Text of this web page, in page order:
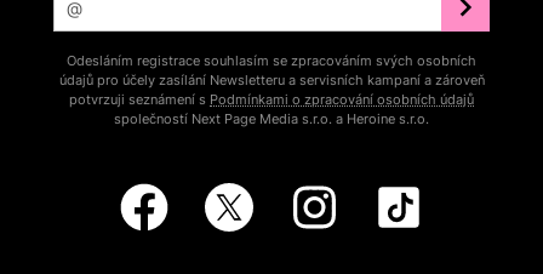
Odesláním registrace souhlasím se zpracováním svých osobních
údajů pro účely zasílání Newsletteru a servisních kampaní a zároveň
potvrzuji seznámení s Podmínkami o zpracování osobních údajů
společností Next Page Media s.r.o. a Heroine s.r.o.